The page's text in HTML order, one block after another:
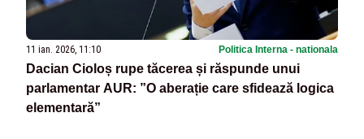
11 ian. 2026, 11:10 Politica Interna - nationala
Dacian Cioloș rupe tăcerea și răspunde unui
parlamentar AUR: ”O aberație care sfidează logica
elementară”